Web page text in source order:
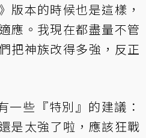
版本的時候也是這樣，
應。我現在都盡量不管
把神族改得多強，反正
一些『特別』的建議：
是太強了啦，應該狂戰